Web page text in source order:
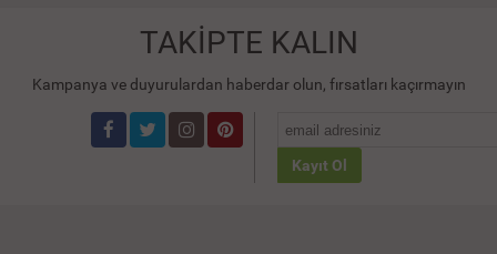
TAKİPTE KALIN
Kampanya ve duyurulardan haberdar olun, fırsatları kaçırmayın
Kayıt Ol